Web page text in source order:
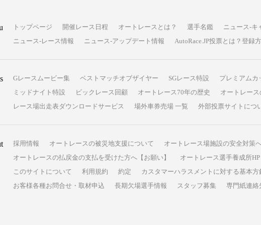
トップページ 開催レース日程 オートレースとは？ 選手名鑑 ニュース-キ
ニュース-レース情報
ニュース-アップデート情報 AutoRace.JP投票とは？登録
Gレースムービー集 ベストマッチオブザイヤー SGレース特設 プレミアムカ
ミッドナイト特設
ビックレース回顧 オートレース70年の歴史 オートレー
レース場出走表ダウンロードサービス
場外車券売場 一覧 外部投票サイトにつ
採用情報 オートレースの被災地支援について
オートレース場施設の安全対策
オートレースの払戻金の支払を受けた方へ【お願い】
オートレース選手養成所HP
このサイトについて
利用規約 約定 カスタマーハラスメントに対する基本方
お客様各種お問合せ・取材申込
長期欠場選手情報 スタッフ募集 専門紙連絡